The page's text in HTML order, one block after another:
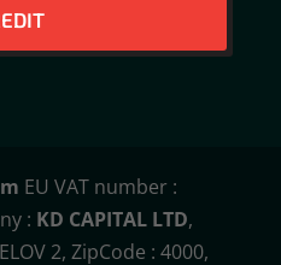
EU VAT number :
: KD CAPITAL LTD,
2, ZipCode : 4000,